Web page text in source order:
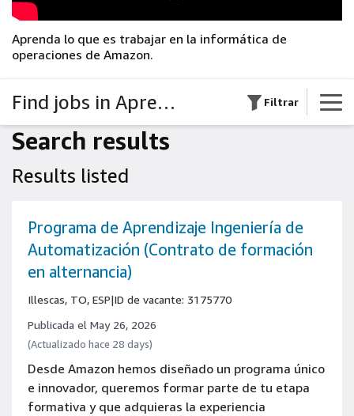
Aprenda lo que es trabajar en la informática de
operaciones de Amazon.
Filtrar
Find jobs in Aprendizaje en Amazon
Search results
Results listed
Programa de Aprendizaje Ingeniería de
Automatización (Contrato de formación
en alternancia)
Illescas, TO, ESP|ID de vacante: 3175770
Publicada el May 26, 2026
(Actualizado hace 28 days)
Desde Amazon hemos diseñado un programa único
e innovador, queremos formar parte de tu etapa
formativa y que adquieras la experiencia